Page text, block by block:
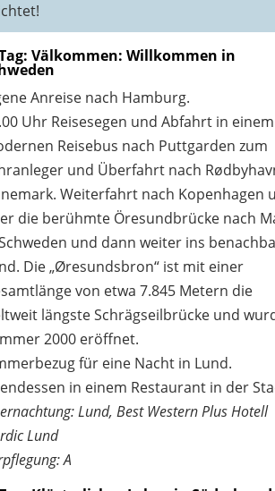
Välkommen: Willkommen in
Anreise nach Hamburg.
Uhr Reisesegen und Abfahrt in einem
Reisebus nach Puttgarden zum
und Überfahrt nach
Weiterfahrt nach Kopenhagen
die berühmte Öresundbrücke nach
und dann weiter ins
Die „Øresundsbron“ ist mit einer
von etwa 7.845 Metern die
längste Schrägseilbrücke und
2000 eröffnet.
für eine Nacht in Lund.
in einem Restaurant in der
Lund, Best Western Plus Hotell
Lund
A